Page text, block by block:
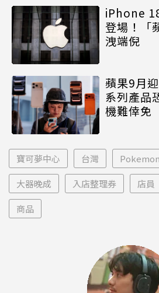
iPhone
登場！「
洩端倪
蘋果9月
系列產品
機難倖免
寶可夢中心 台灣
大器晚成 入店整理券 店員
商品